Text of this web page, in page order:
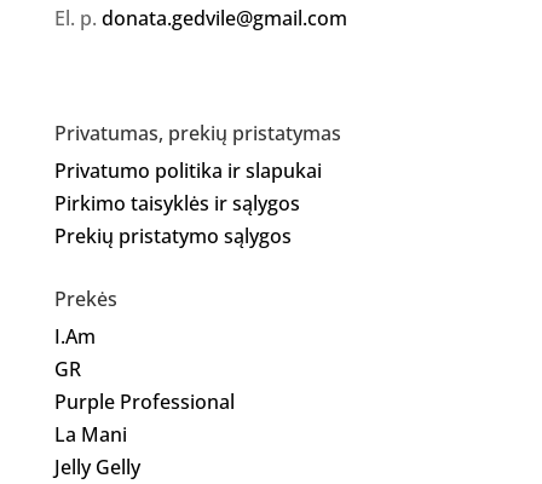
El. p. donata.gedvile@gmail.com
Privatumas, prekių pristatymas
Privatumo politika ir slapukai
Pirkimo taisyklės ir sąlygos
Prekių pristatymo sąlygos
Prekės
I.Am
GR
Purple Professional
La Mani
Jelly Gelly